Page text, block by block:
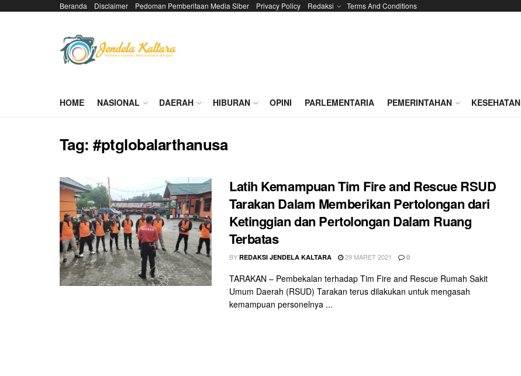
Beranda Disclaimer Pedoman Pemberitaan Media Siber Privacy Policy Redaksi Terms And Conditions
HOME NASIONAL DAERAH HIBURAN OPINI PARLEMENTARIA PEMERINTAHAN KESEHATAN
Tag:#ptglobalarthanusa
Latih Kemampuan Tim Fire and Rescue RSUD
Tarakan Dalam Memberikan Pertolongan dari
Ketinggian dan Pertolongan Dalam Ruang
Terbatas
BY REDAKSI JENDELA KALTARA 29 MARET 2021 0
TARAKAN – Pembekalan terhadap Tim Fire and Rescue Rumah Sakit
Umum Daerah (RSUD) Tarakan terus dilakukan untuk mengasah
kemampuan personelnya ...